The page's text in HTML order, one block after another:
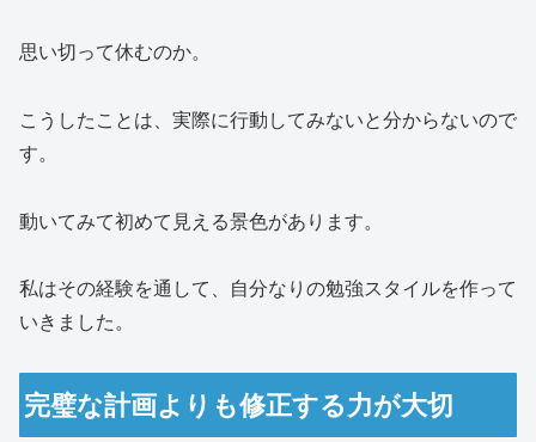
思い切って休むのか。
こうしたことは、実際に行動してみないと分からないので
す。
動いてみて初めて見える景色があります。
私はその経験を通して、自分なりの勉強スタイルを作って
いきました。
完璧な計画よりも修正する力が大切